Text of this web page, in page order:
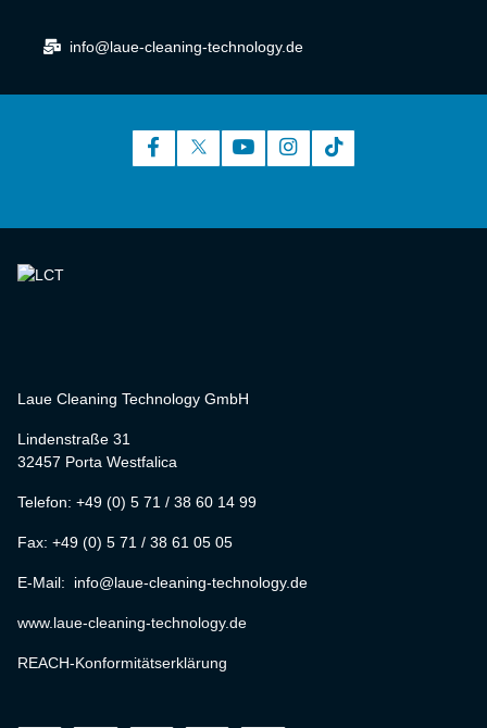
info@laue-cleaning-technology.de
Laue Cleaning Technology GmbH
Lindenstraße 31
32457 Porta Westfalica
Telefon: +49 (0) 5 71 / 38 60 14 99
Fax: +49 (0) 5 71 / 38 61 05 05
E-Mail: info@laue-cleaning-technology.de
www.laue-cleaning-technology.de
REACH-Konformitätserklärung